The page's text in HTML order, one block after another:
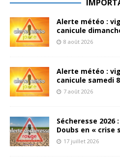
Alerte météo :
canicule
8 août 2026
Alerte météo :
canicule samedi
7 août 2026
Sécheresse
Doubs en « crise
17 juillet 2026